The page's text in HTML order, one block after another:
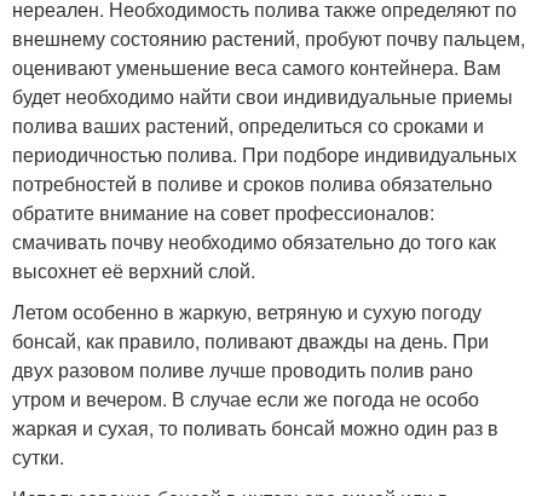
нереален. Необходимость полива также определяют по
внешнему состоянию растений, пробуют почву пальцем,
оценивают уменьшение веса самого контейнера. Вам
будет необходимо найти свои индивидуальные приемы
полива ваших растений, определиться со сроками и
периодичностью полива. При подборе индивидуальных
потребностей в поливе и сроков полива обязательно
обратите внимание на совет профессионалов:
смачивать почву необходимо обязательно до того как
высохнет её верхний слой.
Летом особенно в жаркую, ветряную и сухую погоду
бонсай, как правило, поливают дважды на день. При
двух разовом поливе лучше проводить полив рано
утром и вечером. В случае если же погода не особо
жаркая и сухая, то поливать бонсай можно один раз в
сутки.